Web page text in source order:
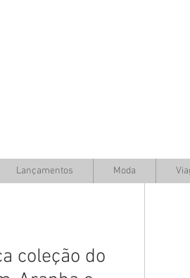
coleção do
Lançamentos Moda